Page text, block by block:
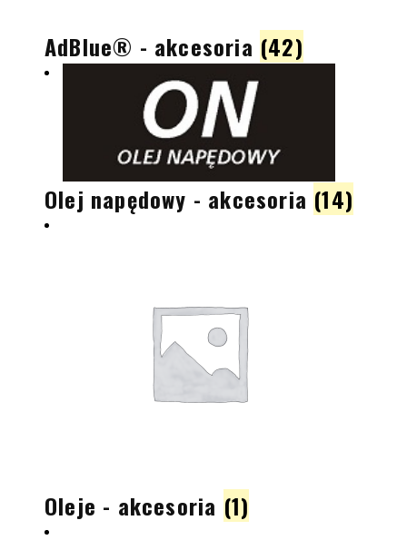
AdBlue® - akcesoria (42)
Olej napędowy - akcesoria (14)
Oleje - akcesoria (1)